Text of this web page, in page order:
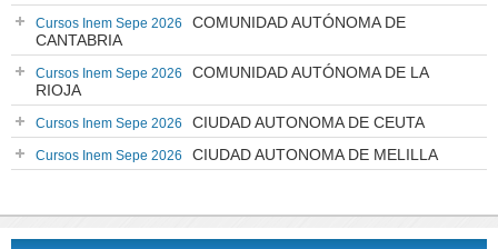
Cursos Inem Sepe 2026
COMUNIDAD AUTÓNOMA DE
CANTABRIA
Cursos Inem Sepe 2026
COMUNIDAD AUTÓNOMA DE LA
RIOJA
Cursos Inem Sepe 2026 CIUDAD AUTONOMA DE CEUTA
Cursos Inem Sepe 2026 CIUDAD AUTONOMA DE MELILLA